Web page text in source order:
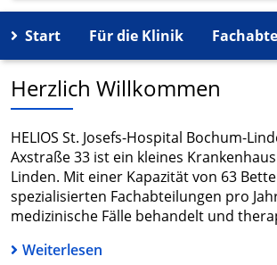
Start Für die Klinik
Herzlich Willkommen
HELIOS St. Josefs-Hospital Bochum-
Axstraße 33 ist ein kleines
Linden. Mit einer Kapazität von 63
spezialisierten Fachabteilungen pro
medizinische Fälle behandelt und
Weiterlesen